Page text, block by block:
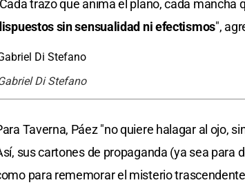
trazo que anima el plano, cada mancha
sin sensualidad ni efectismos",
Di Stefano
Taverna, Páez "no quiere halagar al ojo,
sus cartones de propaganda (ya sea para
para rememorar el misterio